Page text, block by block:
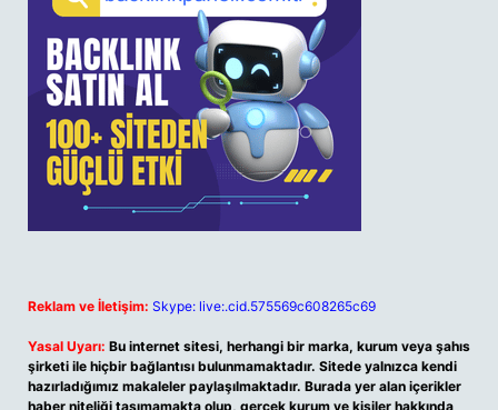
Reklam ve İletişim: Skype: live:.cid.575569c608265c69
Yasal Uyarı: Bu internet sitesi, herhangi bir marka, kurum veya şahıs
şirketi ile hiçbir bağlantısı bulunmamaktadır. Sitede yalnızca kendi
hazırladığımız makaleler paylaşılmaktadır. Burada yer alan içerikler
haber niteliği taşımamakta olup, gerçek kurum ve kişiler hakkında